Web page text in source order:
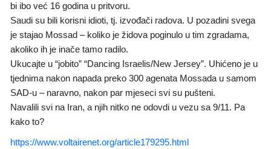
bi ibo već 16 godina u pritvoru.
Saudi su bili korisni idioti, tj. izvođači radova. U pozadini svega
je stajao Mossad – koliko je židova poginulo u tim zgradama,
akoliko ih je inače tamo radilo.
Ukucajte u “jobito” “Dancing Israelis/New Jersey”. Uhićeno je u
tjednima nakon napada preko 300 agenata Mossada u samom
SAD-u – naravno, nakon par mjeseci svi su pušteni.
Navalili svi na Iran, a njih nitko ne odovdi u vezu sa 9/11. Pa
kako to?
https://www.voltairenet.org/article179295.html